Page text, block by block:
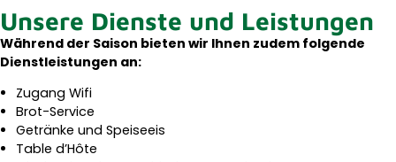
Unsere Dienste und Leistungen
Während der Saison bieten wir Ihnen zudem folgende
Dienstleistungen an:
Zugang Wifi
Brot-Service
Getränke und Speiseeis
Table d’Hôte